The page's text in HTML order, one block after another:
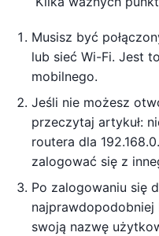
Musisz być
lub sieć Wi-Fi. Jest
mobilnego.
Jeśli nie możesz
przeczytaj artykuł:
routera dla
zalogować się z
Po zalogowaniu się
najprawdopodobniej
swoją nazwę